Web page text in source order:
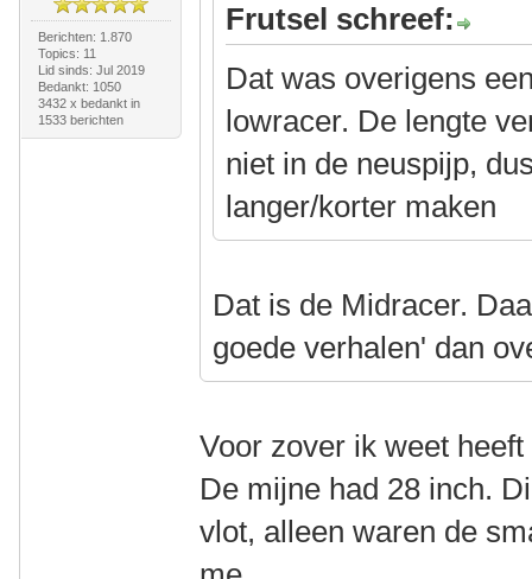
Berichten: 1.870
Topics: 11
Lid sinds: Jul 2019
Bedankt: 1050
3432 x bedankt in
1533 berichten
Frutsel schreef:
Dat was overigens
lowracer. De lengte
niet in de neuspijp,
langer/korter maken
Dat is de Midracer.
goede verhalen' dan
Voor zover ik weet
De mijne had 28 inch.
vlot, alleen waren de